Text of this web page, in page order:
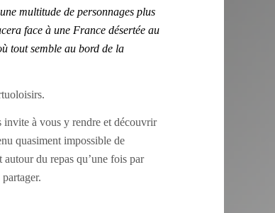
multitude de personnages plus
face à une France désertée au
tout semble au bord de la
invite à vous y rendre et découvrir
quasiment impossible de
du repas qu’une fois par